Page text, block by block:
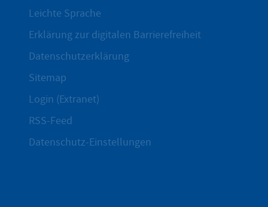
Leichte Sprache
Erklärung zur digitalen Barrierefreiheit
Datenschutzerklärung
Sitemap
Login (Extranet)
RSS-Feed
Datenschutz-Einstellungen